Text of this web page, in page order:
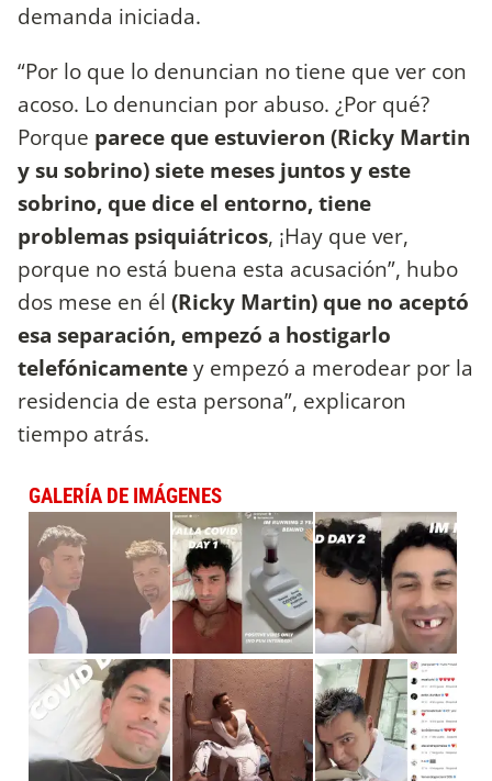
demanda iniciada.
“Por lo que lo denuncian no tiene que ver con
acoso. Lo denuncian por abuso. ¿Por qué?
Porque parece que estuvieron (Ricky Martin
y su sobrino) siete meses juntos y este
sobrino, que dice el entorno, tiene
problemas psiquiátricos, ¡Hay que ver,
porque no está buena esta acusación”, hubo
dos mese en él (Ricky Martin) que no aceptó
esa separación, empezó a hostigarlo
telefónicamentey empezó a merodear por la
residencia de esta persona”, explicaron
tiempo atrás.
GALERÍA DE IMÁGENES